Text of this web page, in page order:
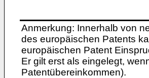
Anmerkung: Innerhalb von
des europäischen Patents
europäischen Patent
Er gilt erst als eingelegt,
Patentübereinkommen).